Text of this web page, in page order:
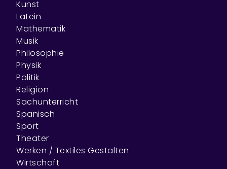
Kunst
Latein
Mathematik
Musik
Philosophie
Physik
Politik
Religion
Sachunterricht
Spanisch
Sport
Theater
Werken / Textiles Gestalten
Wirtschaft